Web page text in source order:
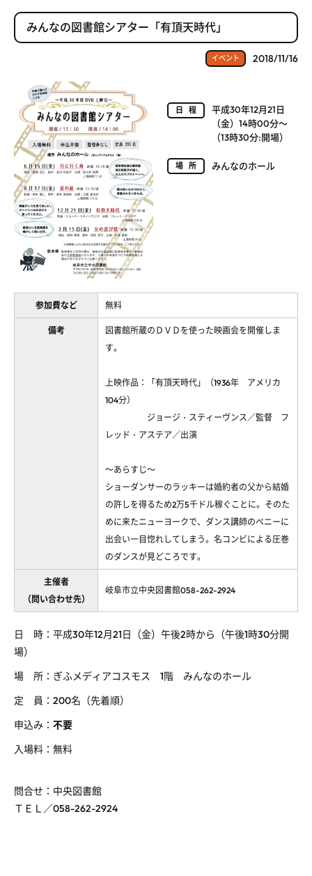
みんなの図書館シアター「有頂天時代」
イベント 2018/11/16
日程
平成30年12月21日
（金）14時00分～
（13時30分:開場）
場所 みんなのホール
参加費など 無料
備考
図書館所蔵のＤＶＤを使った映画会を開催しま
す。
上映作品：「有頂天時代」（1936年 アメリカ
104分）
ジョージ・スティーヴンス／監督 フ
レッド・アステア／出演
～あらすじ～
ショーダンサーのラッキーは婚約者の父から結婚
の許しを得るため2万5千ドル稼ぐことに。そのた
めに来たニューヨークで、ダンス講師のペニーに
出会い一目惚れしてしまう。名コンビによる圧巻
のダンスが見どころです。
主催者
（問い合わせ先）
岐阜市立中央図書館058-262-2924
日 時：平成30年12月21日（金）午後2時から（午後1時30分開
場）
場 所：ぎふメディアコスモス 1階 みんなのホール
定 員：200名（先着順）
申込み： 不要
入場料：無料
問合せ：中央図書館
ＴＥＬ／058-262-2924